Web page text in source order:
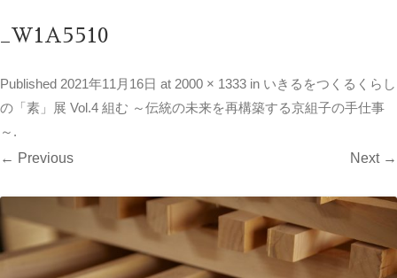
_W1A5510
Published 2021年11月16日 at 2000 × 1333 in いきるをつくるくらし
の「素」展 Vol.4 組む ～伝統の未来を再構築する京組子の手仕事
～ .
← Previous Next →